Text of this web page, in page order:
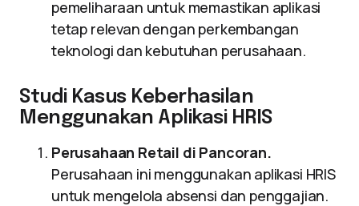
pemeliharaan untuk memastikan aplikasi
tetap relevan dengan perkembangan
teknologi dan kebutuhan perusahaan.
Studi Kasus Keberhasilan
Menggunakan Aplikasi HRIS
Perusahaan Retail di Pancoran.
Perusahaan ini menggunakan aplikasi HRIS
untuk mengelola absensi dan penggajian.